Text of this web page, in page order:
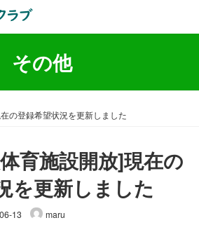
その他
の登録希望状況を更新しました
育施設開放]現在の
を更新しました
13 maru